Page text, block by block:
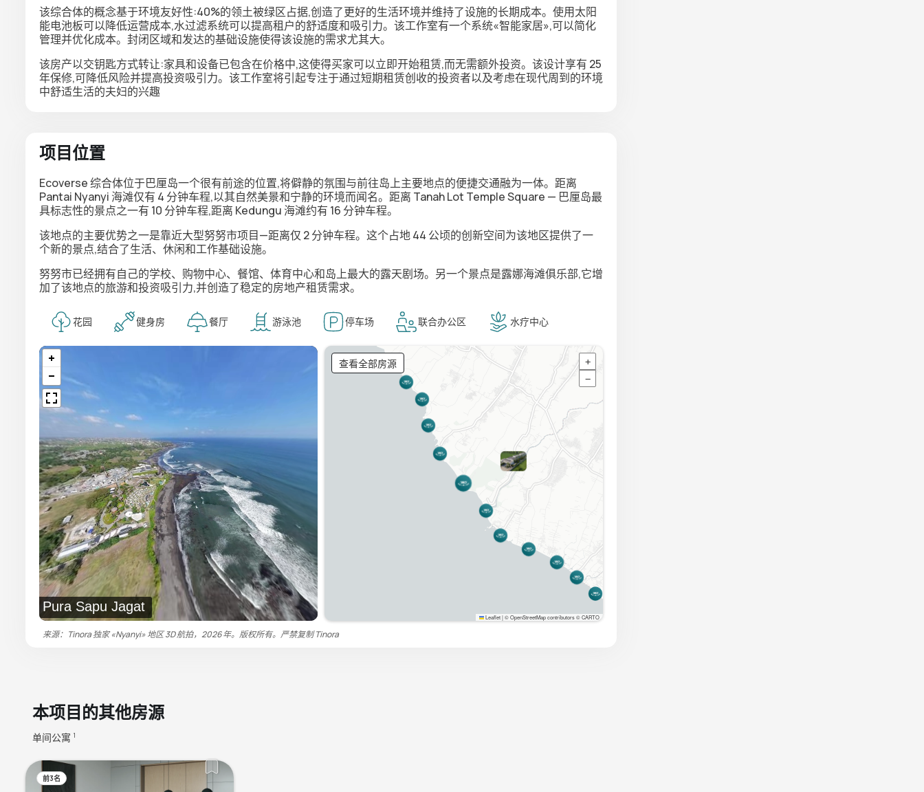
该综合体的概念基于环境友好性:40%的领土被绿区占据,创造了更好的生活环境并维持了设施的长期成本。使用太阳
能电池板可以降低运营成本,水过滤系统可以提高租户的舒适度和吸引力。该工作室有一个系统«智能家居»,可以简化
管理并优化成本。封闭区域和发达的基础设施使得该设施的需求尤其大。
该房产以交钥匙方式转让:家具和设备已包含在价格中,这使得买家可以立即开始租赁,而无需额外投资。该设计享有 25
年保修,可降低风险并提高投资吸引力。该工作室将引起专注于通过短期租赁创收的投资者以及考虑在现代周到的环境
中舒适生活的夫妇的兴趣
项目位置
Ecoverse 综合体位于巴厘岛一个很有前途的位置,将僻静的氛围与前往岛上主要地点的便捷交通融为一体。距离
Pantai Nyanyi 海滩仅有 4 分钟车程,以其自然美景和宁静的环境而闻名。距离 Tanah Lot Temple Square — 巴厘岛最
具标志性的景点之一有 10 分钟车程,距离 Kedungu 海滩约有 16 分钟车程。
该地点的主要优势之一是靠近大型努努市项目—距离仅 2 分钟车程。这个占地 44 公顷的创新空间为该地区提供了一
个新的景点,结合了生活、休闲和工作基础设施。
努努市已经拥有自己的学校、购物中心、餐馆、体育中心和岛上最大的露天剧场。另一个景点是露娜海滩俱乐部,它增
加了该地点的旅游和投资吸引力,并创造了稳定的房地产租赁需求。
花园 健身房 餐厅 游泳池 停车场 联合办公区 水疗中心
Pura Sapu Jagat
查看全部房源
+
−
Leaflet|© OpenStreetMap contributors © CARTO
来源：Tinora 独家 «Nyanyi» 地区 3D 航拍，2026 年。版权所有。严禁复制Tinora
本项目的其他房源
单间公寓 1
前3名